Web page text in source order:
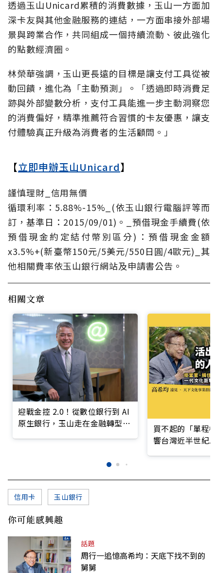
透過玉山Unicard累積的消費數據，玉山一方面加
深卡友與其他金融服務的連結，一方面串接外部場
景與跨業合作，共同組成一個持續流動、彼此強化
的點數經濟圈。
林榮華強調，玉山更長遠的目標是讓支付工具從被
動回饋，進化為「主動預測」。「透過即時消費足
跡與外部變數分析，支付工具能進一步主動洞察您
的消費偏好，精準推薦符合習慣的卡友優惠，讓支
付體驗真正升級為消費者的生活顧問。」
【立即申辦玉山Unicard】
謹慎理財_信用無價
循環利率：5.88%-15%_(依玉山銀行電腦評等而
訂，基準日：2015/09/01)。_預借現金手續費(依
預借現金約定結付幣別區分)：預借現金金額
x3.5%+(新臺幣150元/5美元/550日圓/4歐元)_其
他相關費率依玉山銀行網站及申請書公告。
相關文章
迎戰金控 2.0！從數位銀行到 AI
原生銀行，玉山走在金融轉型最
買不起的「單程
響台灣近半世紀
信用卡 玉山銀行
你可能感興趣
話題
周行一追憶高希均：天底下找不到的
舅舅